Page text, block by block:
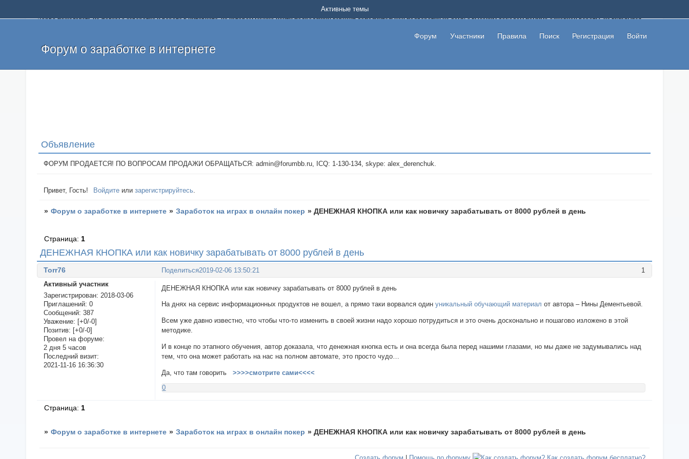
Добро пожаловать на форум о заработке и работе в интернете, на котором можно найти подходящий вариант дополнительной подработки на дому с высоким доходом помимо основной работы, не вкладывая
и оставлять свои отзывы. Если вы знаете, что определенный проект или сайт не платит, то указывайте в теме что это лохотрон, чтобы другие пользователи не попались на развод. Вы сможете начать зарабатывать
легкие деньги без вложений и регистрации уже сегодня. Создавайте новые темы, размещайте объявления со своими пригласительными ссылками и первая прибыль не заставит себя долго ждать.
Форум о заработке в интернете
Форум Участники Правила Поиск Регистрация Войти
Активные темы
Объявление
ФОРУМ ПРОДАЕТСЯ! ПО ВОПРОСАМ ПРОДАЖИ ОБРАЩАТЬСЯ: admin@forumbb.ru, ICQ: 1-130-134, skype: alex_derenchuk.
Привет, Гость! Войдите илизарегистрируйтесь.
» Форум о заработке в интернете » Заработок на играх в онлайн покер »ДЕНЕЖНАЯ КНОПКА или как новичку зарабатывать от 8000 рублей в день
ДЕНЕЖНАЯ КНОПКА или как новичку зарабатывать от 8000 рублей в день
Страница: 1
Поделиться 1
2019-02-06 13:50:21
Torr76
Активный участник
Зарегистрирован: 2018-03-06
Приглашений: 0
Сообщений: 387
Уважение: [+0/-0]
Позитив: [+0/-0]
Провел на форуме:
2 дня 5 часов
Последний визит:
2021-11-16 16:36:30
ДЕНЕЖНАЯ КНОПКА или как новичку зарабатывать от 8000 рублей в день
На днях на сервис информационных продуктов не вошел, а прямо таки ворвался одинуникальный обучающий материал от автора – Нины Дементьевой.
Всем уже давно известно, что чтобы что-то изменить в своей жизни надо хорошо потрудиться и это очень досконально и пошагово изложено в этой
методике.
И в конце по этапного обучения, автор доказала, что денежная кнопка есть и она всегда была перед нашими глазами, но мы даже не задумывались над
тем, что она может работать на нас на полном автомате, это просто чудо…
Да, что там говорить>>>>смотрите сами<<<<
0
Страница: 1
» Форум о заработке в интернете » Заработок на играх в онлайн покер »ДЕНЕЖНАЯ КНОПКА или как новичку зарабатывать от 8000 рублей в день